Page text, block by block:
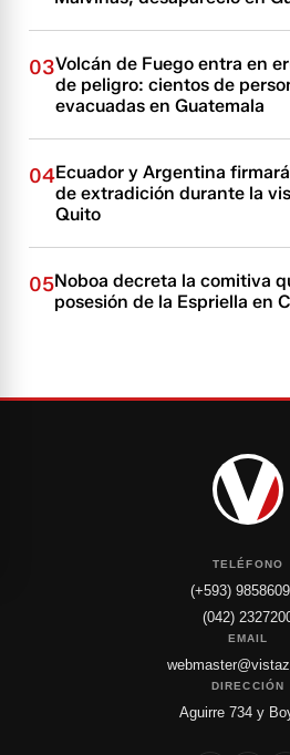
03Volcán de Fuego entra en
de peligro: cientos de
evacuadas en Guatemala
04Ecuador y Argentina
de extradición durante la
Quito
05Noboa decreta la comitiva
posesión de la Espriella en
TELÉFONO
(+593)
(042)
EMAIL
DIRECCIÓN
Aguirre 734 y